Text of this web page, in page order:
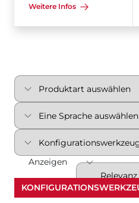
Weitere Infos
Anzeigen